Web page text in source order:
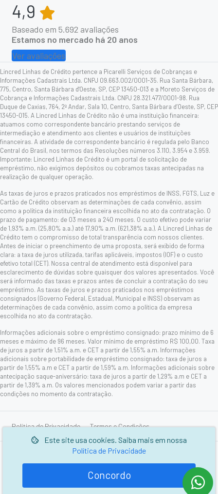
Este site usa cookies. Saiba mais em nossa
Política de Privacidade
Concordo
4,9
Baseado em 5.692 avaliações
Estamos no mercado há 20 anos
Ver avaliações
Lincred Linhas de Crédito pertence a Picarelli Serviços de Cobranças e
Informações Cadastrais Ltda. CNPJ 09.663.002/0001-35. Rua Santa Bárbara,
775, Centro, Santa Bárbara d'Oeste, SP, CEP 13450-013 e a Moreto Serviços de
Cobrança e Informações Cadastrais Ltda. CNPJ 28.321.477/0001-98. Rua
Duque de Caxias, 764, 2º Andar, Sala 10, Centro, Santa Bárbara d’Oeste, SP, CEP
13450-015. A Lincred Linhas de Crédito não é uma instituição financeira:
atuamos como correspondente bancário prestando serviços de
intermediação e atendimento aos clientes e usuários de instituições
financeiras. A atividade de correspondente bancário é regulada pelo Banco
Central do Brasil, nos termos das Resoluções números 3.110, 3.954 e 3.959.
Importante: Lincred Linhas de Crédito é um portal de solicitação de
empréstimo, não exigimos depósitos ou cobramos taxas antecipadas na
realização de qualquer operação.
As taxas de juros e prazos praticados nos empréstimos de INSS, FGTS, Luz e
Cartão de Crédito observam as determinações de cada convênio, assim
como a política da instituição financeira escolhida no ato da contratação. O
prazo de pagamento: de 03 meses a 240 meses. O custo efetivo pode variar
de 1,93% a.m. (25,80% a.a.) até 17,90% a.m. (621,38% a.a.). A Lincred Linhas de
Crédito tem o compromisso de total transparência com nossos clientes.
Antes de iniciar o preenchimento de uma proposta, será exibido de forma
clara: a taxa de juros utilizada, tarifas aplicáveis, impostos (IOF) e o custo
efetivo total (CET). Nossa central de atendimento está disponível para
esclarecimento de dúvidas sobre quaisquer dos valores apresentados. Você
será informado das taxas e prazos antes de concluir a contratação do seu
empréstimo. As taxas de juros e prazos praticados nos empréstimos
consignados (Governo Federal, Estadual, Municipal e INSS) observam as
determinações de cada convênio, assim como a política da empresa
escolhida no ato da contratação.
Informações adicionais sobre o empréstimo consignado: prazo mínimo de 6
meses e máximo de 96 meses. Valor mínimo de empréstimo R$ 100,00. Taxa
de juros a partir de 1,51% a.m. e CET a partir de 1,55% a.m. Informações
adicionais sobre portabilidade de empréstimo consignado: taxa de juros a
partir de 1,55% a.m e CET a partir de 1,59% a.m. Informações adicionais sobre
antecipação saque-aniversário: taxa de juros a partir de 1,29% a.m e CET a
partir de 1,39% a.m. Os valores mencionados podem variar a partir das
condições no momento da contratação.
Política de Privacidade Termos e Condições
Desenvolvido por